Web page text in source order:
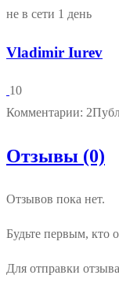
не в сети 1 день
Vladimir Iurev
10
Комментарии: 2
Отзывы (0)
Отзывов пока нет.
Будьте первым, кто
Для отправки